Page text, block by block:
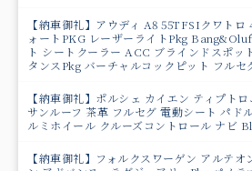
【納車御礼】アウディ A8 55TFSIクワト
ォートPKG レーザーライトPkg
ト シートクーラー ACC ブラインドスポッ
タンスPkg バーチャルコックピット フルセ
【納車御礼】ポルシェ カイエン ティプ
サンルーフ 茶革 フルセグ 電動シート パド
ルミホイール クルーズコントロール ナビ
【納車御礼】フォルクスワーゲン アルテ